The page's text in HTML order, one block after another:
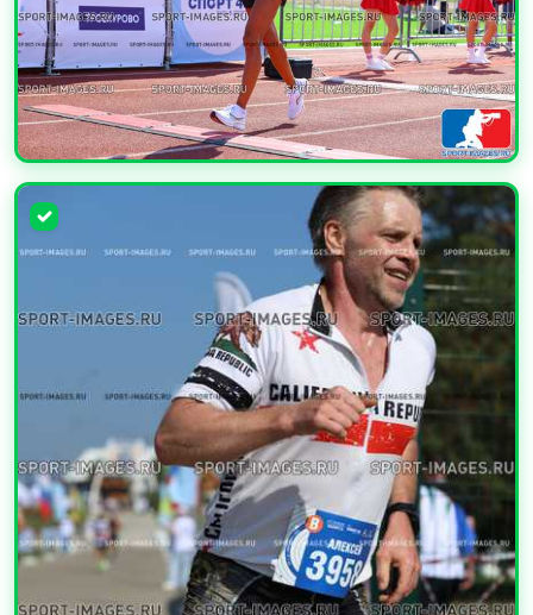
УВЕЛИЧИТЬ